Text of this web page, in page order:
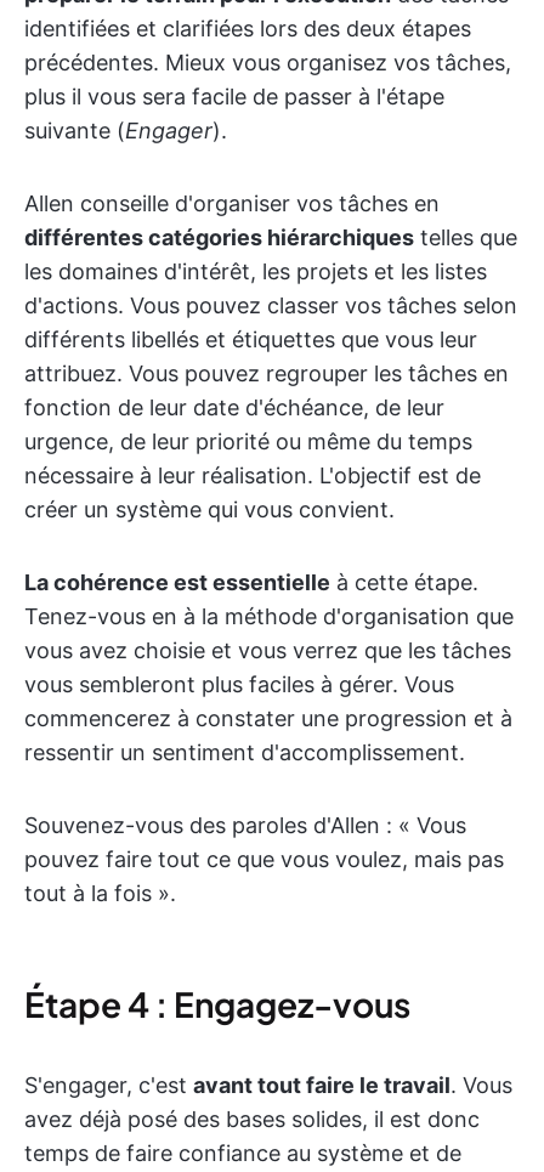
identifiées et clarifiées lors des deux étapes
précédentes. Mieux vous organisez vos tâches,
plus il vous sera facile de passer à l'étape
suivante (Engager).
Allen conseille d'organiser vos tâches en
différentes catégories hiérarchiques telles que
les domaines d'intérêt, les projets et les listes
d'actions. Vous pouvez classer vos tâches selon
différents libellés et étiquettes que vous leur
attribuez. Vous pouvez regrouper les tâches en
fonction de leur date d'échéance, de leur
urgence, de leur priorité ou même du temps
nécessaire à leur réalisation. L'objectif est de
créer un système qui vous convient.
La cohérence est essentielle à cette étape.
Tenez-vous en à la méthode d'organisation que
vous avez choisie et vous verrez que les tâches
vous sembleront plus faciles à gérer. Vous
commencerez à constater une progression et à
ressentir un sentiment d'accomplissement.
Souvenez-vous des paroles d'Allen : « Vous
pouvez faire tout ce que vous voulez, mais pas
tout à la fois ».
Étape 4 : Engagez-vous
S'engager, c'est avant tout faire le travail. Vous
avez déjà posé des bases solides, il est donc
temps de faire confiance au système et de